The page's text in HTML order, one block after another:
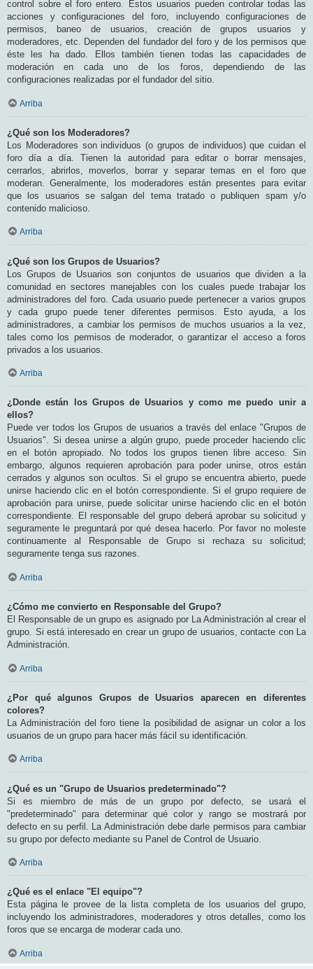
control sobre el foro entero. Estos usuarios pueden controlar todas las
acciones y configuraciones del foro, incluyendo configuraciones de
permisos, baneo de usuarios, creación de grupos usuarios y
moderadores, etc. Dependen del fundador del foro y de los permisos que
éste les ha dado. Ellos también tienen todas las capacidades de
moderación en cada uno de los foros, dependiendo de las
configuraciones realizadas por el fundador del sitio.
Arriba
¿Qué son los Moderadores?
Los Moderadores son individuos (o grupos de individuos) que cuidan el
foro día a día. Tienen la autoridad para editar o borrar mensajes,
cerrarlos, abrirlos, moverlos, borrar y separar temas en el foro que
moderan. Generalmente, los moderadores están presentes para evitar
que los usuarios se salgan del tema tratado o publiquen spam y/o
contenido malicioso.
Arriba
¿Qué son los Grupos de Usuarios?
Los Grupos de Usuarios son conjuntos de usuarios que dividen a la
comunidad en sectores manejables con los cuales puede trabajar los
administradores del foro. Cada usuario puede pertenecer a varios grupos
y cada grupo puede tener diferentes permisos. Esto ayuda, a los
administradores, a cambiar los permisos de muchos usuarios a la vez,
tales como los permisos de moderador, o garantizar el acceso a foros
privados a los usuarios.
Arriba
¿Donde están los Grupos de Usuarios y como me puedo unir a
ellos?
Puede ver todos los Grupos de usuarios a través del enlace "Grupos de
Usuarios". Si desea unirse a algún grupo, puede proceder haciendo clic
en el botón apropiado. No todos los grupos tienen libre acceso. Sin
embargo, algunos requieren aprobación para poder unirse, otros están
cerrados y algunos son ocultos. Si el grupo se encuentra abierto, puede
unirse haciendo clic en el botón correspondiente. Si el grupo requiere de
aprobación para unirse, puede solicitar unirse haciendo clic en el botón
correspondiente. El responsable del grupo deberá aprobar su solicitud y
seguramente le preguntará por qué desea hacerlo. Por favor no moleste
continuamente al Responsable de Grupo si rechaza su solicitud;
seguramente tenga sus razones.
Arriba
¿Cómo me convierto en Responsable del Grupo?
El Responsable de un grupo es asignado por La Administración al crear el
grupo. Si está interesado en crear un grupo de usuarios, contacte con La
Administración.
Arriba
¿Por qué algunos Grupos de Usuarios aparecen en diferentes
colores?
La Administración del foro tiene la posibilidad de asignar un color a los
usuarios de un grupo para hacer más fácil su identificación.
Arriba
¿Qué es un "Grupo de Usuarios predeterminado"?
Si es miembro de más de un grupo por defecto, se usará el
"predeterminado" para determinar qué color y rango se mostrará por
defecto en su perfil. La Administración debe darle permisos para cambiar
su grupo por defecto mediante su Panel de Control de Usuario.
Arriba
¿Qué es el enlace "El equipo"?
Esta página le provee de la lista completa de los usuarios del grupo,
incluyendo los administradores, moderadores y otros detalles, como los
foros que se encarga de moderar cada uno.
Arriba